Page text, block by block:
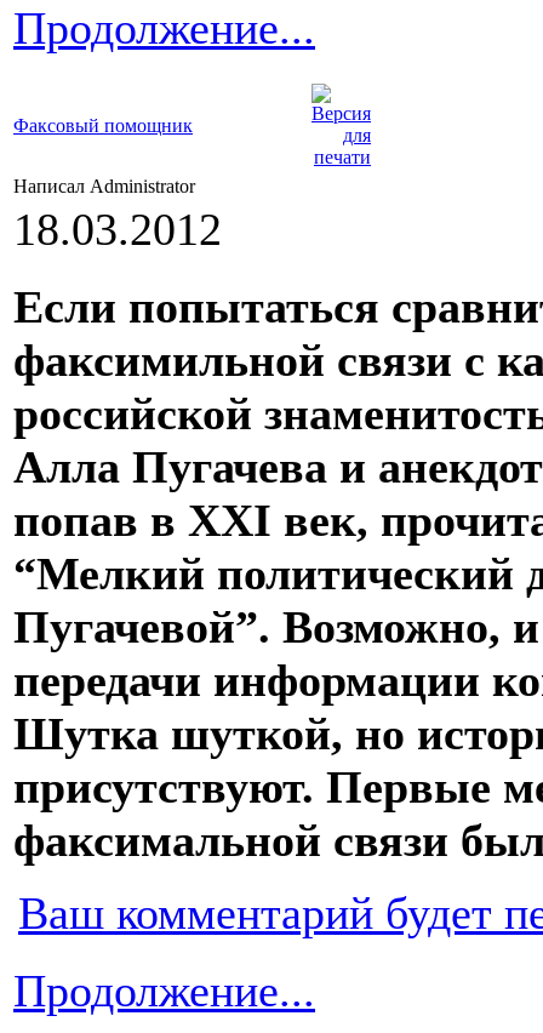
Продолжение...
Факсовый помощник
Написал Administrator
18.03.2012
Если попытаться
факсимильной связи с
российской
Алла Пугачева и
попав в XXI век,
“Мелкий политический
Пугачевой”. Возможно,
передачи информации
Шутка шуткой, но
присутствуют. Первые
факсимальной связи
Ваш комментарий будет
Продолжение...